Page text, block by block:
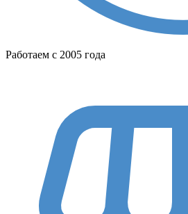
Работаем с 2005 года